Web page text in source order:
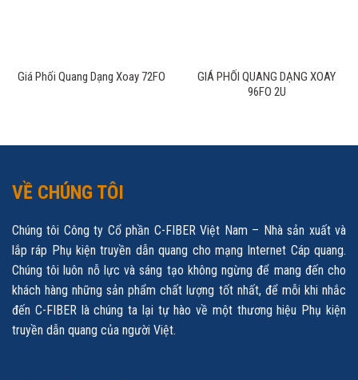
Giá Phối Quang Dạng Xoay 72FO
GIÁ PHỐI QUANG DẠNG XOAY
96FO 2U
VỀ CHÚNG TÔI
Chúng tôi Công ty Cổ phần C-FIBER Việt Nam – Nhà sản xuất và
lắp ráp Phụ kiện truyền dẫn quang cho mạng Internet Cáp quang.
Chúng tôi luôn nỗ lực và sáng tạo không ngừng để mang đến cho
khách hàng những sản phẩm chất lượng tốt nhất, để mỗi khi nhắc
đến C-FIBER là chúng ta lại tự hào về một thương hiệu Phụ kiện
truyền dẫn quang của người Việt.